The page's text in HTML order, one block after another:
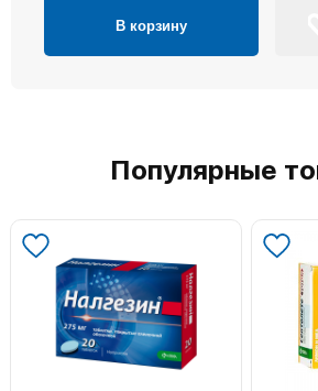
В корзину
Популярные